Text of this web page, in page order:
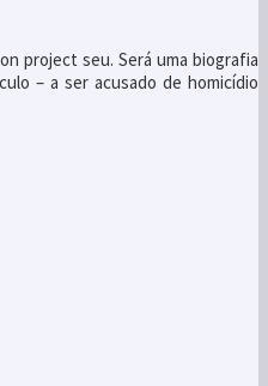
project seu. Será uma biografia
– a ser acusado de homicídio